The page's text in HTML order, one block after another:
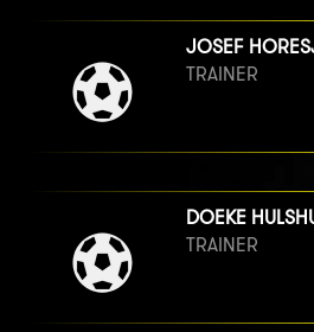
JOSEF
TRAINER
DOEKE
TRAINER